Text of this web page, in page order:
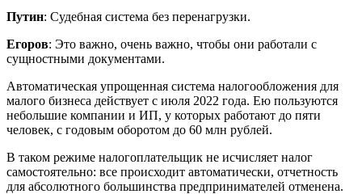
Путин: Судебная система без перенагрузки.
Егоров: Это важно, очень важно, чтобы они работали с
сущностными документами.
Автоматическая упрощенная система налогообложения для
малого бизнеса действует с июля 2022 года. Ею пользуются
небольшие компании и ИП, у которых работают до пяти
человек, с годовым оборотом до 60 млн рублей.
В таком режиме налогоплательщик не исчисляет налог
самостоятельно: все происходит автоматически, отчетность
для абсолютного большинства предпринимателей отменена.